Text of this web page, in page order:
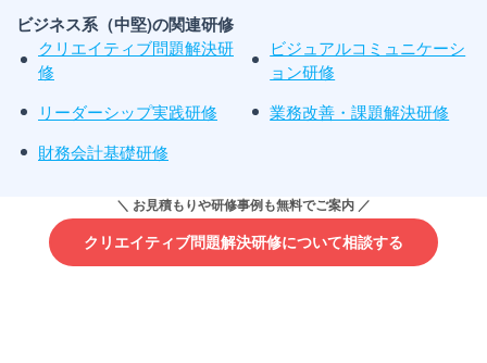
ビジネス系（中堅)の関連研修
クリエイティブ問題解決研
修
ビジュアルコミュニケーシ
ョン研修
リーダーシップ実践研修
業務改善・課題解決研修
財務会計基礎研修
クリエイティブ問題解決研修について相談する